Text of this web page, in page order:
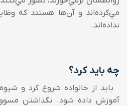
مي‌‌کرده‌اند و آن‌ها هستند كه
نداده‌اند.
چه بايد کرد؟
بايد از خانواده‌ شروع كرد و
آموزش داده شود. نگذاشتن